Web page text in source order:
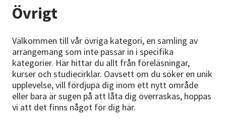
Lyssna
Övrigt
Välkommen till vår övriga kategori, en samling av
arrangemang som inte passar in i specifika
kategorier. Här hittar du allt från föreläsningar,
kurser och studiecirklar. Oavsett om du söker en unik
upplevelse, vill fördjupa dig inom ett nytt område
eller bara är sugen på att låta dig överraskas, hoppas
vi att det finns något för dig här.